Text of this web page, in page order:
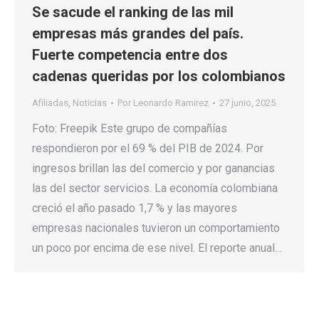
Se sacude el ranking de las mil
empresas más grandes del país.
Fuerte competencia entre dos
cadenas queridas por los colombianos
Afiliadas, Noticias Por Leonardo Ramirez 27 junio, 2025
Foto: Freepik Este grupo de compañías
respondieron por el 69 % del PIB de 2024. Por
ingresos brillan las del comercio y por ganancias
las del sector servicios. La economía colombiana
creció el año pasado 1,7 % y las mayores
empresas nacionales tuvieron un comportamiento
un poco por encima de ese nivel. El reporte anual…